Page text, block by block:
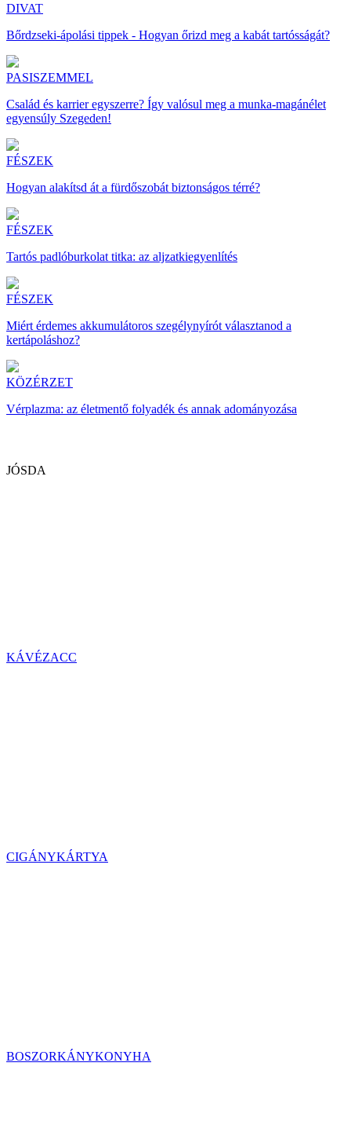
DIVAT
Bőrdzseki-ápolási tippek - Hogyan őrizd meg a kabát tartósságát?
PASISZEMMEL
Család és karrier egyszerre? Így valósul meg a munka-magánélet
egyensúly Szegeden!
FÉSZEK
Hogyan alakítsd át a fürdőszobát biztonságos térré?
FÉSZEK
Tartós padlóburkolat titka: az aljzatkiegyenlítés
FÉSZEK
Miért érdemes akkumulátoros szegélynyírót választanod a
kertápoláshoz?
KÖZÉRZET
Vérplazma: az életmentő folyadék és annak adományozása
JÓSDA
KÁVÉZACC
CIGÁNYKÁRTYA
BOSZORKÁNYKONYHA